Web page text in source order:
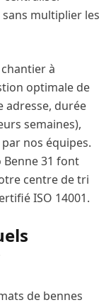
multiplier les
à
optimale de
adresse, durée
semaines),
nos équipes.
Benne 31 font
centre de tri
ISO 14001.
de bennes